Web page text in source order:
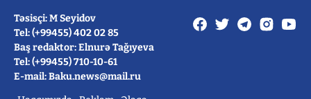
Təsisçi: M Seyidov
Tel: (+99455) 402 02 85
Baş redaktor: Elnurə Tağıyeva
Tel: (+99455) 710-10-61
E-mail: Baku.news@mail.ru